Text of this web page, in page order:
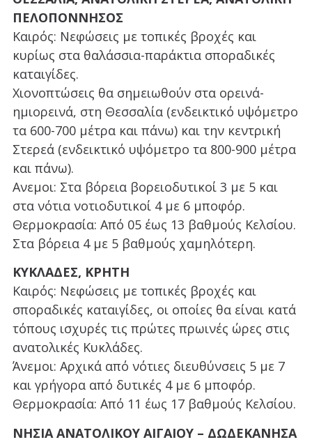
ΠΕΛΟΠΟΝΝΗΣΟΣ
Καιρός: Νεφώσεις με τοπικές βροχές και
κυρίως στα θαλάσσια-παράκτια σποραδικές
καταιγίδες.
Χιονοπτώσεις θα σημειωθούν στα ορεινά-
ημιορεινά, στη Θεσσαλία (ενδεικτικό υψόμετρο
τα 600-700 μέτρα και πάνω) και την κεντρική
Στερεά (ενδεικτικό υψόμετρο τα 800-900 μέτρα
και πάνω).
Ανεμοι: Στα βόρεια βορειοδυτικοί 3 με 5 και
στα νότια νοτιοδυτικοί 4 με 6 μποφόρ.
Θερμοκρασία: Από 05 έως 13 βαθμούς Κελσίου.
Στα βόρεια 4 με 5 βαθμούς χαμηλότερη.
ΚΥΚΛΑΔΕΣ, ΚΡΗΤΗ
Καιρός: Νεφώσεις με τοπικές βροχές και
σποραδικές καταιγίδες, οι οποίες θα είναι κατά
τόπους ισχυρές τις πρώτες πρωινές ώρες στις
ανατολικές Κυκλάδες.
Άνεμοι: Αρχικά από νότιες διευθύνσεις 5 με 7
και γρήγορα από δυτικές 4 με 6 μποφόρ.
Θερμοκρασία: Από 11 έως 17 βαθμούς Κελσίου.
ΝΗΣΙΑ ΑΝΑΤΟΛΙΚΟΥ ΑΙΓΑΙΟΥ – ΔΩΔΕΚΑΝΗΣΑ